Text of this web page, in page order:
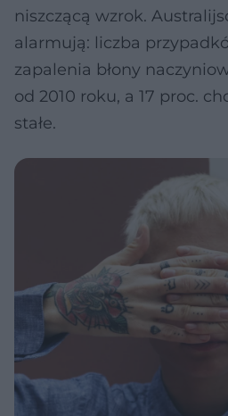
niszczącą wzrok.
alarmują: liczba
zapalenia błony
od 2010 roku, a 17 proc.
stałe.